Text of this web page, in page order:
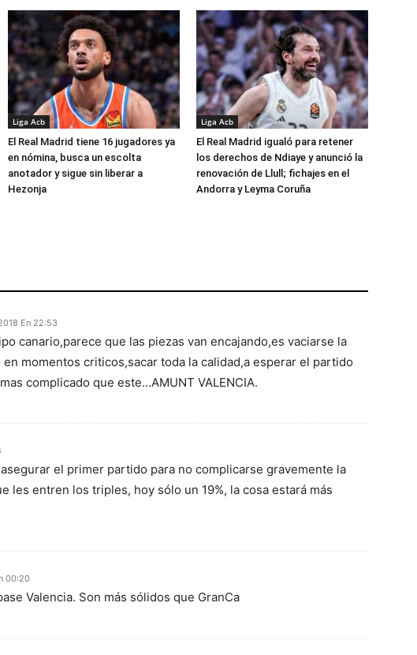
Liga Acb
El Real Madrid tiene 16 jugadores ya
en nómina, busca un escolta
anotador y sigue sin liberar a
Hezonja
Liga Acb
El Real Madrid igualó para retener
los derechos de Ndiaye y anunció la
renovación de Llull; fichajes en el
Andorra y Leyma Coruña
En 22:53
canario,parece que las piezas van encajando,es vaciarse la
momentos criticos,sacar toda la calidad,a esperar el partido
complicado que este…AMUNT VALENCIA.
el primer partido para no complicarse gravemente la
les entren los triples, hoy sólo un 19%, la cosa estará más
00:20
Valencia. Son más sólidos que GranCa